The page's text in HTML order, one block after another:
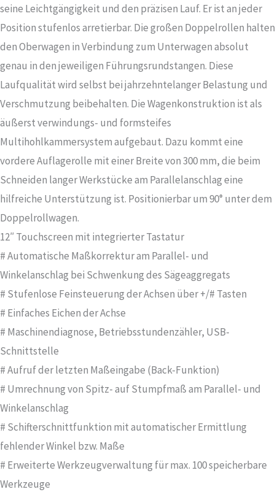
seine Leichtgängigkeit und den präzisen Lauf. Er ist an jeder
Position stufenlos arretierbar. Die großen Doppelrollen halten
den Oberwagen in Verbindung zum Unterwagen absolut
genau in den jeweiligen Führungsrundstangen. Diese
Laufqualität wird selbst bei jahrzehntelanger Belastung und
Verschmutzung beibehalten. Die Wagenkonstruktion ist als
äußerst verwindungs- und formsteifes
Multihohlkammersystem aufgebaut. Dazu kommt eine
vordere Auflagerolle mit einer Breite von 300 mm, die beim
Schneiden langer Werkstücke am Parallelanschlag eine
hilfreiche Unterstützung ist. Positionierbar um 90° unter dem
Doppelrollwagen.
12″ Touchscreen mit integrierter Tastatur
# Automatische Maßkorrektur am Parallel- und
Winkelanschlag bei Schwenkung des Sägeaggregats
# Stufenlose Feinsteuerung der Achsen über +/# Tasten
# Einfaches Eichen der Achse
# Maschinendiagnose, Betriebsstundenzähler, USB-
Schnittstelle
# Aufruf der letzten Maßeingabe (Back-Funktion)
# Umrechnung von Spitz- auf Stumpfmaß am Parallel- und
Winkelanschlag
# Schifterschnittfunktion mit automatischer Ermittlung
fehlender Winkel bzw. Maße
# Erweiterte Werkzeugverwaltung für max. 100 speicherbare
Werkzeuge